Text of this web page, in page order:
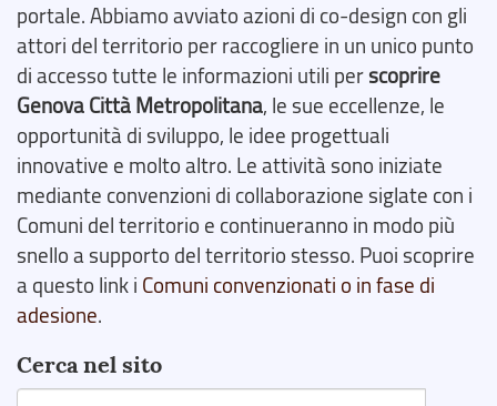
portale. Abbiamo avviato azioni di co-design con gli
attori del territorio per raccogliere in un unico punto
di accesso tutte le informazioni utili perscoprire
Genova Città Metropolitana, le sue eccellenze, le
opportunità di sviluppo, le idee progettuali
innovative e molto altro. Le attività sono iniziate
mediante convenzioni di collaborazione siglate con i
Comuni del territorio e continueranno in modo più
snello a supporto del territorio stesso. Puoi scoprire
a questo link i Comuni convenzionati o in fase di
adesione.
Cerca nel sito